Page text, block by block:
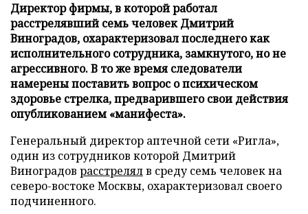
Директор фирмы, в которой работал
расстрелявший семь человек Дмитрий
Виноградов, охарактеризовал последнего как
исполнительного сотрудника, замкнутого, но не
агрессивного. В то же время следователи
намерены поставить вопрос о психическом
здоровье стрелка, предварившего свои действия
опубликованием «манифеста».
Генеральный директор аптечной сети «Ригла»,
один из сотрудников которой Дмитрий
Виноградов расстрелялв среду семь человек на
северо-востоке Москвы, охарактеризовал своего
подчиненного.